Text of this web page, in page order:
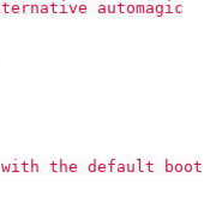
automagic
the default boot